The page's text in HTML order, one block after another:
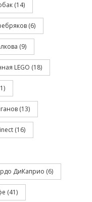
(14)
(6)
(9)
LEGO (18)
(13)
(16)
ДиКаприо (6)
(41)